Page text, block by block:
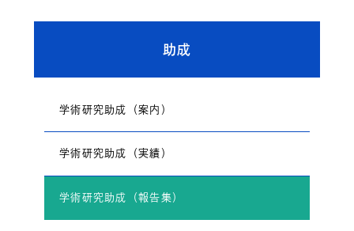
助成
学術研究助成（案内）
学術研究助成（実績）
学術研究助成（報告集）